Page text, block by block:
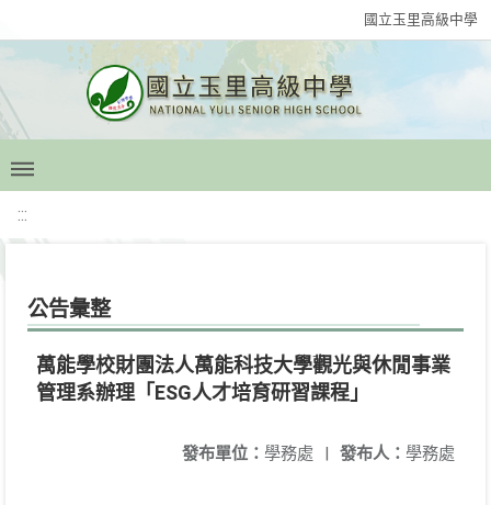
國立玉里高級中學
:::
公告彙整
萬能學校財團法人萬能科技大學觀光與休閒事業
管理系辦理「ESG人才培育研習課程」
發布人： 學務處
發布單位： 學務處 |